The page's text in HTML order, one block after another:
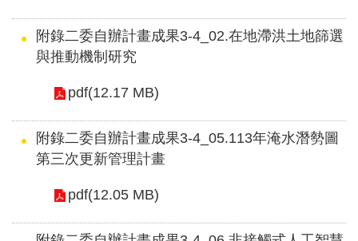
附錄二委自辦計畫成果3-4_02.在地滯洪土地篩選
與推動機制研究
pdf(12.17 MB)
附錄二委自辦計畫成果3-4_05.113年淹水潛勢圖
第三次更新管理計畫
pdf(12.05 MB)